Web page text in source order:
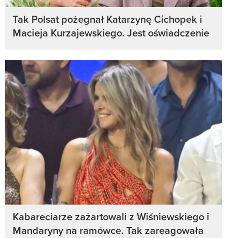
Tak Polsat pożegnał Katarzynę Cichopek i
Macieja Kurzajewskiego. Jest oświadczenie
Kabareciarze zażartowali z Wiśniewskiego i
Mandaryny na ramówce. Tak zareagowała